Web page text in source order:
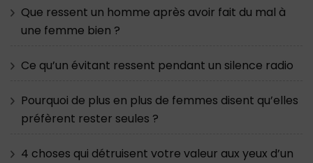
Que ressent un homme après avoir fait du mal à
une femme bien ?
Ce qu’un évitant ressent pendant un silence radio
Pourquoi de plus en plus de femmes disent qu’elles
préfèrent rester seules ?
4 choses qui détruisent votre valeur aux yeux d’un